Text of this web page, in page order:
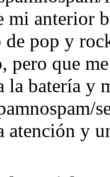
mi anterior
de pop y
pero que
la batería y
atención y